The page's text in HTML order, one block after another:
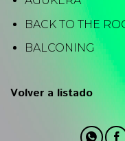
BACK TO THE
BALCONING
Volver a listado